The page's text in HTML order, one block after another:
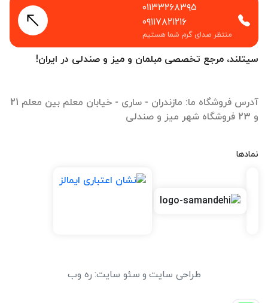
سیتلند، مرجع تخصصی مبلمان و میز و صندلی در ایران!
آدرس فروشگاه ما: مازندران - ساری - خیابان معلم بین معلم 21
و 23 فروشگاه شهر میز و صندلی
نمادها
۰۱۱۳۳۲۶۸۳۹۵
۰۹۱۱۷۸۲۱۲۱۶
منتظر صدای گرم شما هستیم
طراحی سایت و سئو سایت: ره وب